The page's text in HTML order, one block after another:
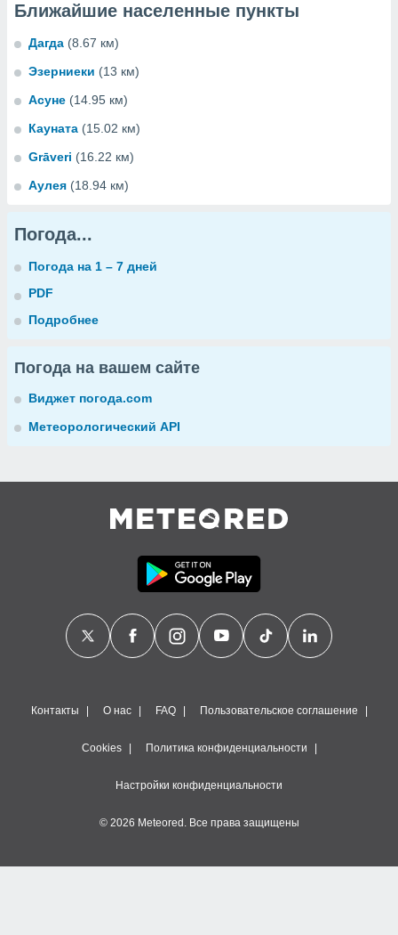
Ближайшие населенные пункты
Дагда (8.67 км)
Эзерниеки (13 км)
Асуне (14.95 км)
Кауната (15.02 км)
Grāveri (16.22 км)
Аулея (18.94 км)
Погода...
Погода на 1 – 7 дней
PDF
Подробнее
Погода на вашем сайте
Виджет погода.com
Метеорологический API
Контакты О нас FAQ Пользовательское соглашение
Cookies Политика конфиденциальности
Настройки конфиденциальности
© 2026 Meteored. Все права защищены